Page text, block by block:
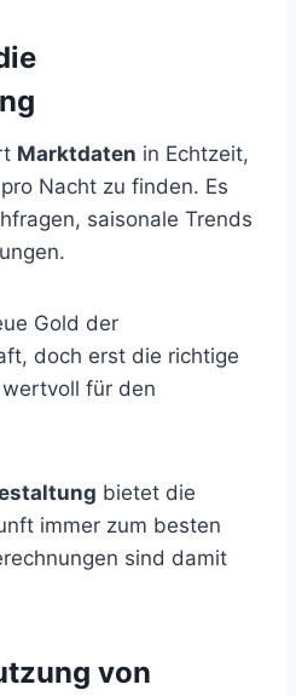
Marktdaten in Echtzeit,
Nacht zu finden. Es
saisonale Trends
Gold der
doch erst die richtige
für den
bietet die
immer zum besten
sind damit
von